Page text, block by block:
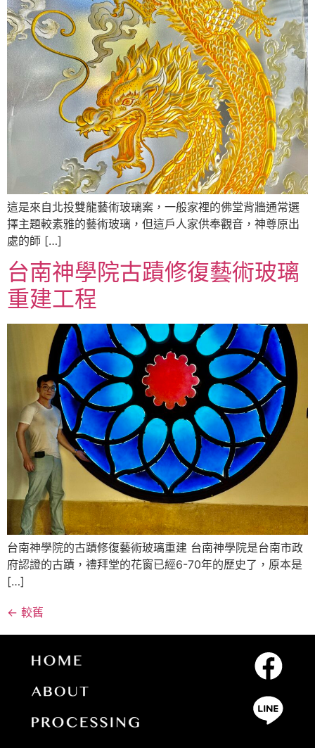
這是來自北投雙龍藝術玻璃案，一般家裡的佛堂背牆通常選
擇主題較素雅的藝術玻璃，但這戶人家供奉觀音，神尊原出
處的師 […]
台南神學院古蹟修復藝術玻璃
重建工程
台南神學院的古蹟修復藝術玻璃重建 台南神學院是台南市政
府認證的古蹟，禮拜堂的花窗已經6-70年的歷史了，原本是
[…]
← 較舊